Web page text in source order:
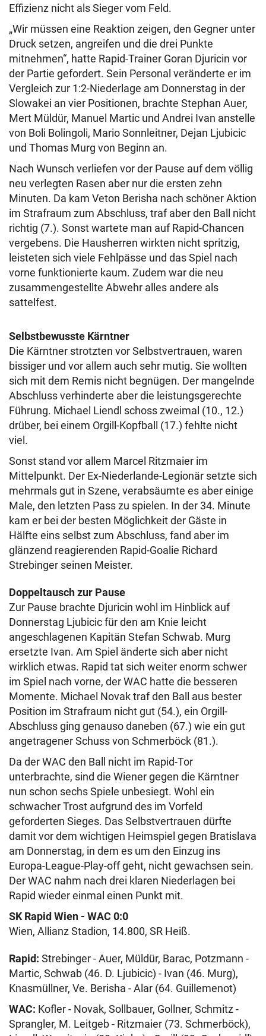
Effizienz nicht als Sieger vom Feld.
„Wir müssen eine Reaktion zeigen, den Gegner unter
Druck setzen, angreifen und die drei Punkte
mitnehmen“, hatte Rapid-Trainer Goran Djuricin vor
der Partie gefordert. Sein Personal veränderte er im
Vergleich zur 1:2-Niederlage am Donnerstag in der
Slowakei an vier Positionen, brachte Stephan Auer,
Mert Müldür, Manuel Martic und Andrei Ivan anstelle
von Boli Bolingoli, Mario Sonnleitner, Dejan Ljubicic
und Thomas Murg von Beginn an.
Nach Wunsch verliefen vor der Pause auf dem völlig
neu verlegten Rasen aber nur die ersten zehn
Minuten. Da kam Veton Berisha nach schöner Aktion
im Strafraum zum Abschluss, traf aber den Ball nicht
richtig (7.). Sonst wartete man auf Rapid-Chancen
vergebens. Die Hausherren wirkten nicht spritzig,
leisteten sich viele Fehlpässe und das Spiel nach
vorne funktionierte kaum. Zudem war die neu
zusammengestellte Abwehr alles andere als
sattelfest.
Selbstbewusste Kärntner
Die Kärntner strotzten vor Selbstvertrauen, waren
bissiger und vor allem auch sehr mutig. Sie wollten
sich mit dem Remis nicht begnügen. Der mangelnde
Abschluss verhinderte aber die leistungsgerechte
Führung. Michael Liendl schoss zweimal (10., 12.)
drüber, bei einem Orgill-Kopfball (17.) fehlte nicht
viel.
Sonst stand vor allem Marcel Ritzmaier im
Mittelpunkt. Der Ex-Niederlande-Legionär setzte sich
mehrmals gut in Szene, verabsäumte es aber einige
Male, den letzten Pass zu spielen. In der 34. Minute
kam er bei der besten Möglichkeit der Gäste in
Hälfte eins selbst zum Abschluss, fand aber im
glänzend reagierenden Rapid-Goalie Richard
Strebinger seinen Meister.
Doppeltausch zur Pause
Zur Pause brachte Djuricin wohl im Hinblick auf
Donnerstag Ljubicic für den am Knie leicht
angeschlagenen Kapitän Stefan Schwab. Murg
ersetzte Ivan. Am Spiel änderte sich aber nicht
wirklich etwas. Rapid tat sich weiter enorm schwer
im Spiel nach vorne, der WAC hatte die besseren
Momente. Michael Novak traf den Ball aus bester
Position im Strafraum nicht gut (54.), ein Orgill-
Abschluss ging genauso daneben (67.) wie ein gut
angetragener Schuss von Schmerböck (81.).
Da der WAC den Ball nicht im Rapid-Tor
unterbrachte, sind die Wiener gegen die Kärntner
nun schon sechs Spiele unbesiegt. Wohl ein
schwacher Trost aufgrund des im Vorfeld
geforderten Sieges. Das Selbstvertrauen dürfte
damit vor dem wichtigen Heimspiel gegen Bratislava
am Donnerstag, in dem es um den Einzug ins
Europa-League-Play-off geht, nicht gewachsen sein.
Der WAC nahm nach drei klaren Niederlagen bei
Rapid wieder einmal einen Punkt mit.
SK Rapid Wien - WAC 0:0
Wien, Allianz Stadion, 14.800, SR Heiß.
Rapid: Strebinger - Auer, Müldür, Barac, Potzmann -
Martic, Schwab (46. D. Ljubicic) - Ivan (46. Murg),
Knasmüllner, Ve. Berisha - Alar (64. Guillemenot)
WAC: Kofler - Novak, Sollbauer, Gollner, Schmitz -
Sprangler, M. Leitgeb - Ritzmaier (73. Schmerböck),